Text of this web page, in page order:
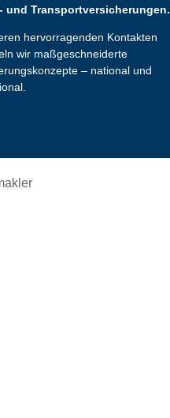
und Transportversicherungen.
hervorragenden Kontakten
wir maßgeschneiderte
– national und